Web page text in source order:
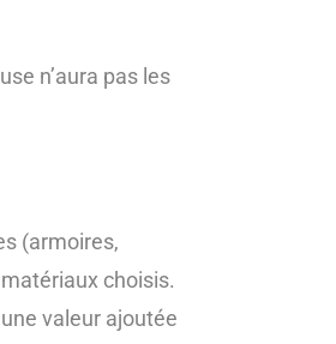
n’aura pas les
(armoires,
choisis.
valeur ajoutée